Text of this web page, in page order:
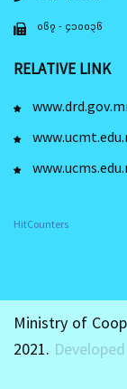
၀၆၇ - ၄၁၀၀၃၆
RELATIVE LINK
HitCounters
Ministry of
2021.